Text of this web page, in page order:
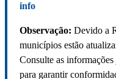
info
Observação: Devido a
municípios estão
Consulte as
para garantir